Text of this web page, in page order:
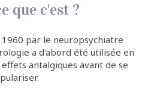
que c'est ?
1960 par le neuropsychiatre
a d'abord été utilisée en
antalgiques avant de se